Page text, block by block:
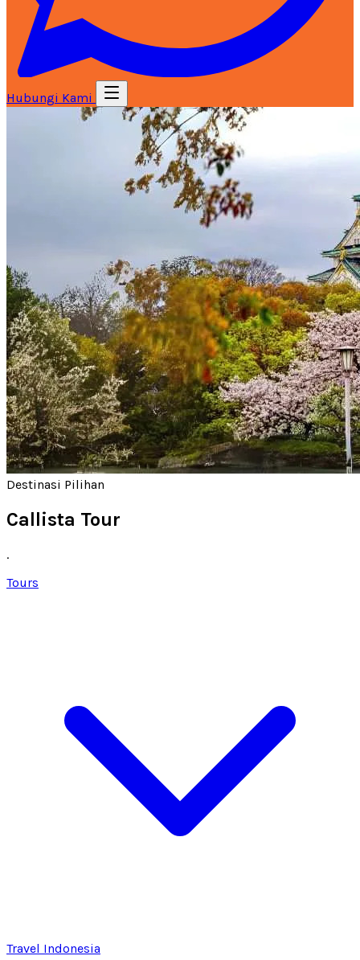
Hubungi Kami
Destinasi Pilihan
Callista Tour
.
Tours
Travel Indonesia